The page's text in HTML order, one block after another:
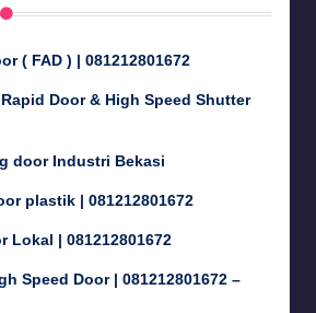
( FAD ) | 081212801672
Rapid Door & High Speed Shutter
door Industri Bekasi
plastik | 081212801672
Lokal | 081212801672
Speed Door | 081212801672 –